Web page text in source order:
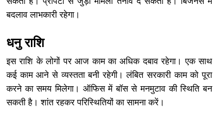
बदलाव लाभकारी रहेगा।
धनु राशि
इस राशि के लोगों पर आज काम का अधिक दबाव रहेगा। एक साथ
कई काम आने से व्यस्तता बनी रहेगी। लंबित सरकारी काम को पूरा
करने का समय मिलेगा। ऑफिस में बॉस से मनमुटाव की स्थिति बन
सकती है। शांत रहकर परिस्थितियों का सामना करें।